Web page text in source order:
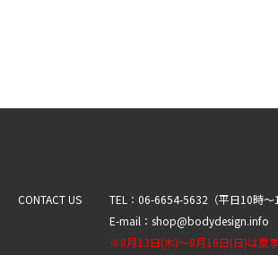
CONTACT US
TEL：06-6654-5632（平日10時～
E-mail：shop@bodydesign.info
※8月13日(木)～8月16日(日)は夏